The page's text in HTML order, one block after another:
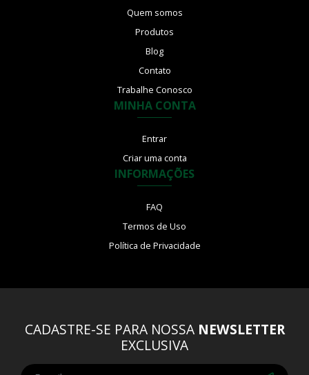
Quem somos
Produtos
Blog
Contato
Trabalhe Conosco
MINHA CONTA
Entrar
Criar uma conta
INFORMAÇÕES
FAQ
Termos de Uso
Política de Privacidade
CADASTRE-SE PARA NOSSA NEWSLETTER
EXCLUSIVA